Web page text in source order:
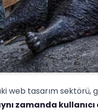
web tasarım
zamanda